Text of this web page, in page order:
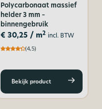
Polycarbonaat massief
helder 3 mm –
binnengebruik
€ 30,25 / m2 incl. BTW
(4,5)
Bekijk product